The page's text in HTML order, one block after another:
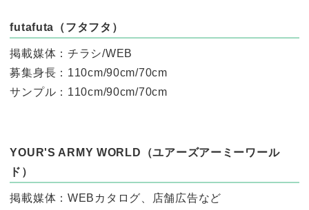
futafuta（フタフタ）
掲載媒体：チラシ/WEB
募集身長：110cm/90cm/70cm
サンプル：110cm/90cm/70cm
YOUR'S ARMY WORLD（ユアーズアーミーワール
ド）
掲載媒体：WEBカタログ、店舗広告など